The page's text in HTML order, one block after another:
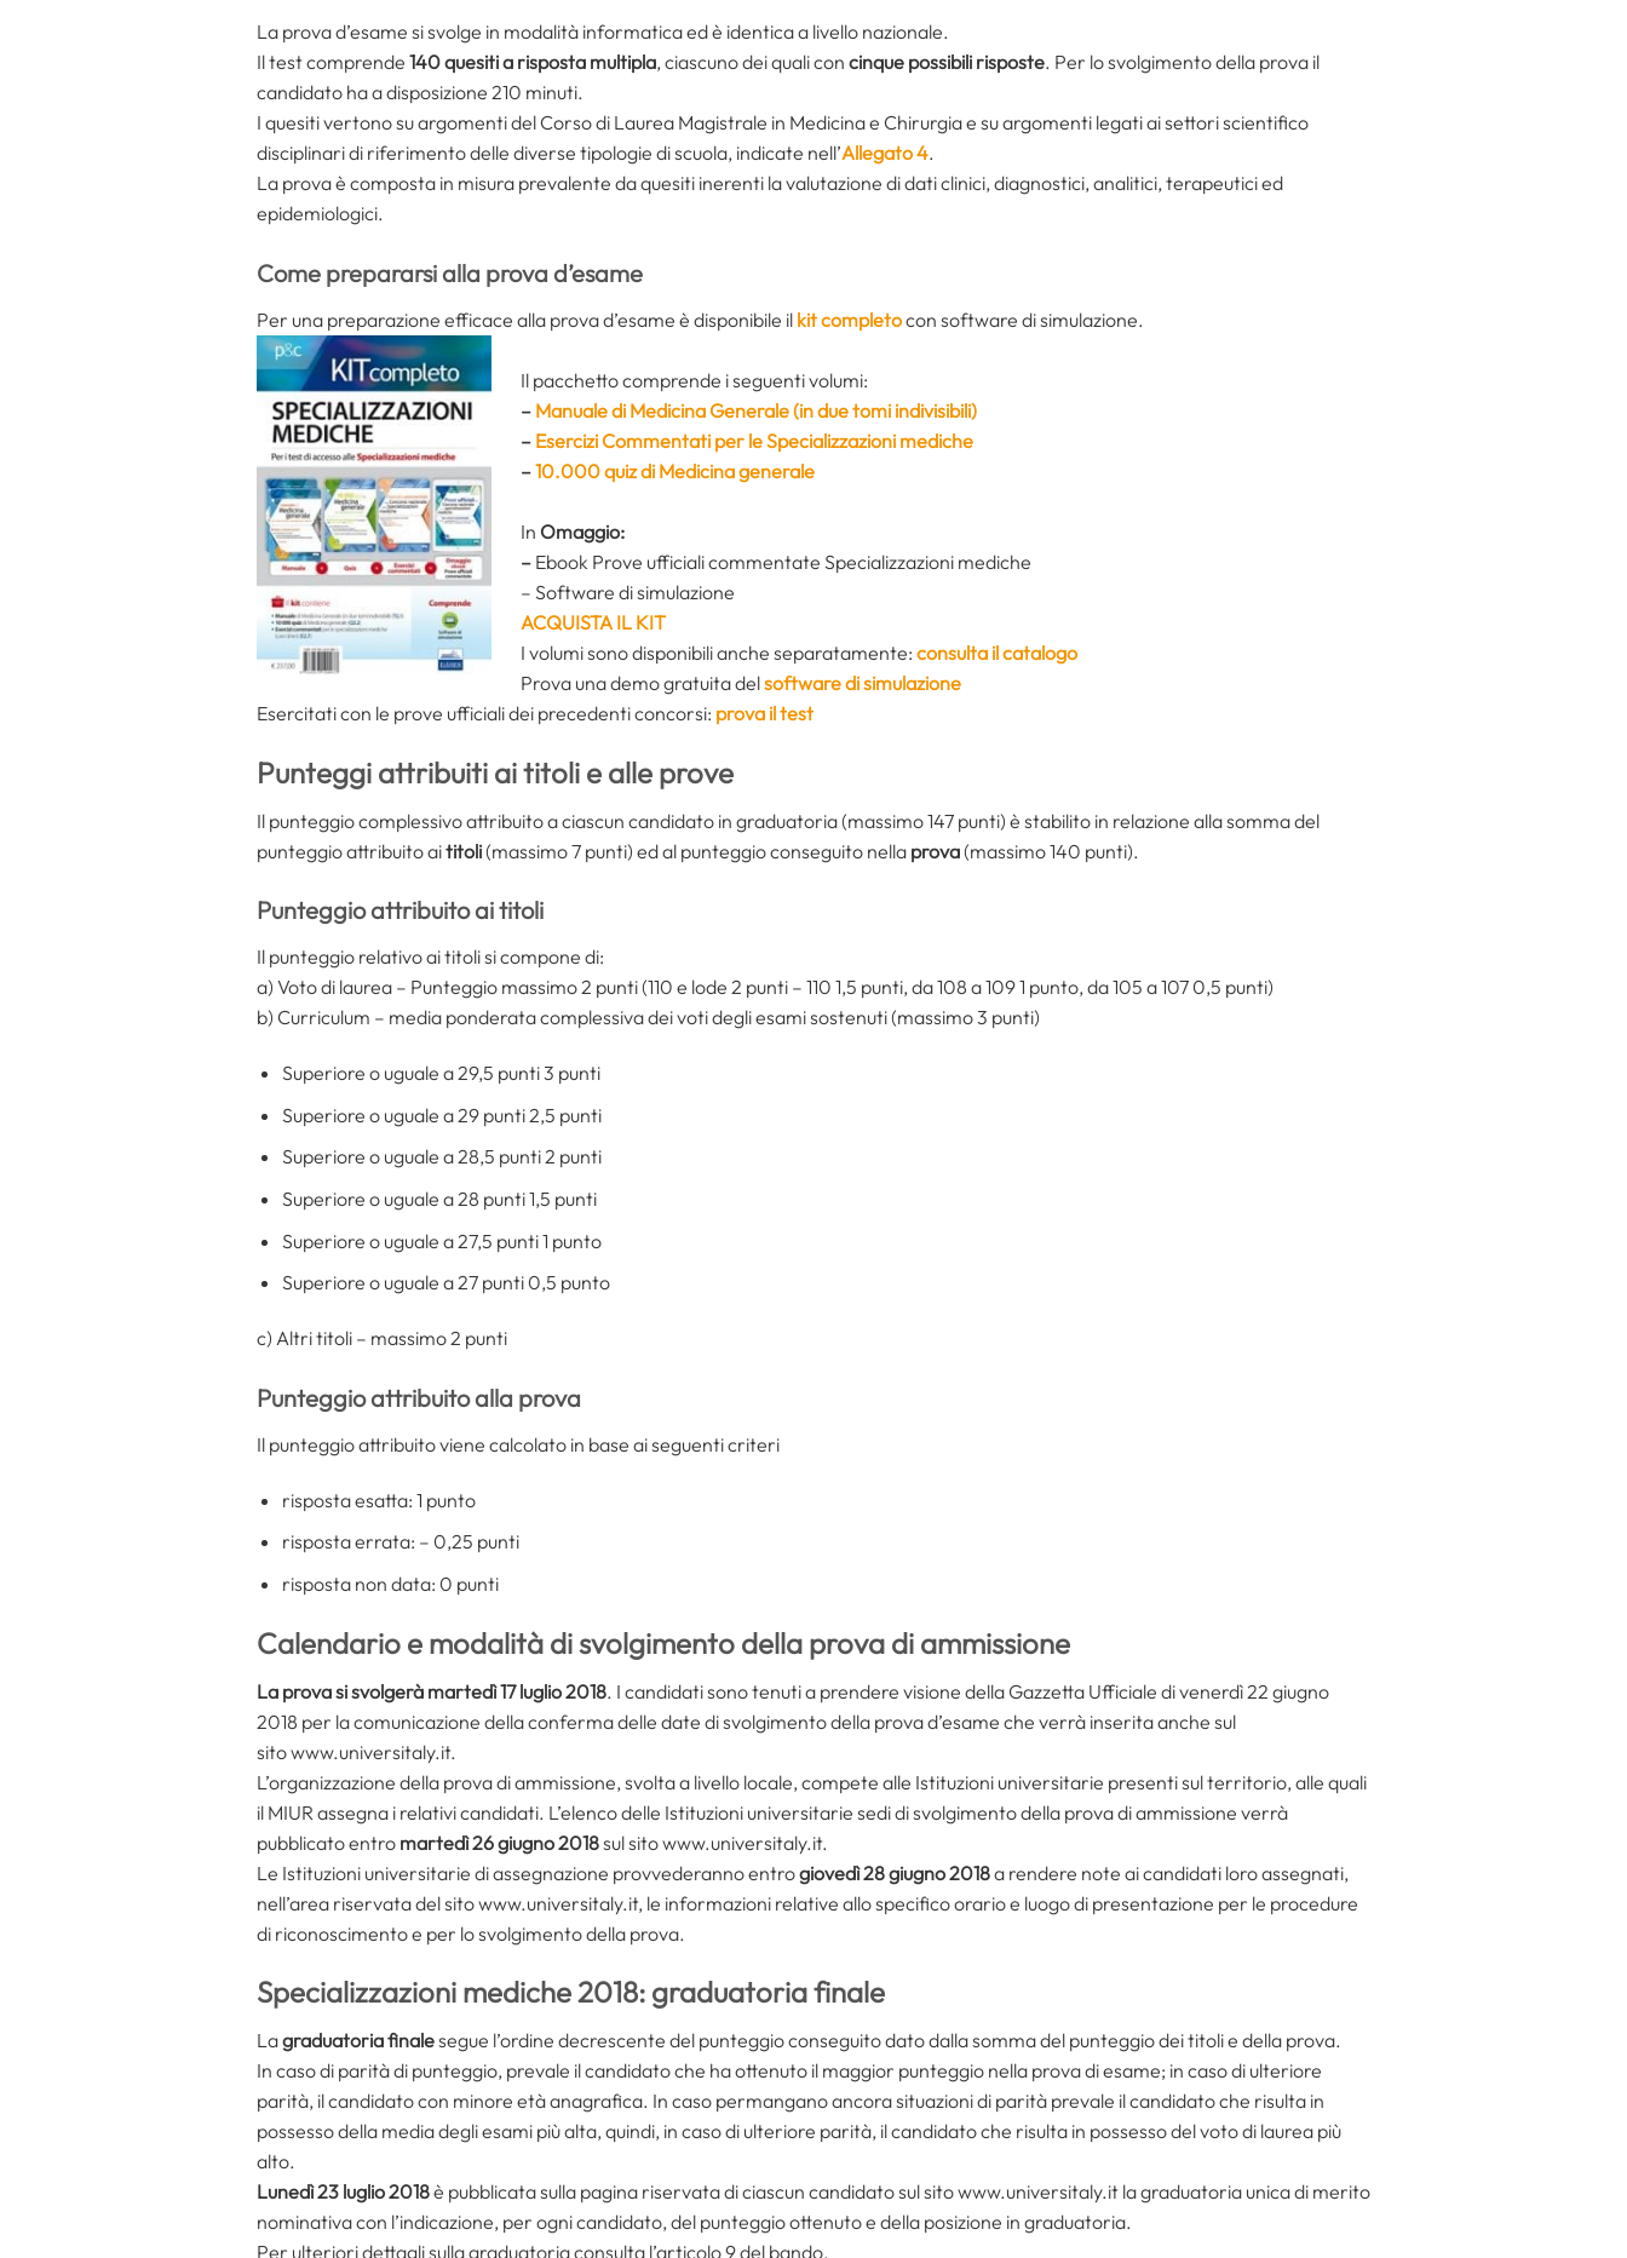
La prova d’esame si svolge in modalità informatica ed è identica a livello nazionale.
Il test comprende 140 quesiti a risposta multipla, ciascuno dei quali con cinque possibili risposte. Per lo svolgimento della prova il
candidato ha a disposizione 210 minuti.
I quesiti vertono su argomenti del Corso di Laurea Magistrale in Medicina e Chirurgia e su argomenti legati ai settori scientifico
disciplinari di riferimento delle diverse tipologie di scuola, indicate nell’Allegato 4.
La prova è composta in misura prevalente da quesiti inerenti la valutazione di dati clinici, diagnostici, analitici, terapeutici ed
epidemiologici.
Come prepararsi alla prova d’esame
Per una preparazione efficace alla prova d’esame è disponibile il kit completocon software di simulazione.
Il pacchetto comprende i seguenti volumi:
– Manuale di Medicina Generale (in due tomi indivisibili)
– Esercizi Commentati per le Specializzazioni mediche
–10.000 quiz di Medicina generale
In Omaggio:
– Ebook Prove ufficiali commentate Specializzazioni mediche
– Software di simulazione
ACQUISTA IL KIT
I volumi sono disponibili anche separatamente: consulta il catalogo
Prova una demo gratuita delsoftware di simulazione
Esercitati con le prove ufficiali dei precedenti concorsi: prova il test
Punteggi attribuiti ai titoli e alle prove
Il punteggio complessivo attribuito a ciascun candidato in graduatoria (massimo 147 punti) è stabilito in relazione alla somma del
punteggio attribuito aititoli(massimo 7 punti) ed al punteggio conseguito nella prova(massimo 140 punti).
Punteggio attribuito ai titoli
Il punteggio relativo ai titoli si compone di:
a) Voto di laurea – Punteggio massimo 2 punti (110 e lode 2 punti – 110 1,5 punti, da 108 a 109 1 punto, da 105 a 107 0,5 punti)
b) Curriculum – media ponderata complessiva dei voti degli esami sostenuti (massimo 3 punti)
Superiore o uguale a 29,5 punti 3 punti
Superiore o uguale a 29 punti 2,5 punti
Superiore o uguale a 28,5 punti 2 punti
Superiore o uguale a 28 punti 1,5 punti
Superiore o uguale a 27,5 punti 1 punto
Superiore o uguale a 27 punti 0,5 punto
c) Altri titoli – massimo 2 punti
Punteggio attribuito alla prova
Il punteggio attribuito viene calcolato in base ai seguenti criteri
risposta esatta: 1 punto
risposta errata: – 0,25 punti
risposta non data: 0 punti
Calendario e modalità di svolgimento della prova di ammissione
La prova si svolgerà martedì 17 luglio 2018. I candidati sono tenuti a prendere visione della Gazzetta Ufficiale di venerdì 22 giugno
2018 per la comunicazione della conferma delle date di svolgimento della prova d’esame che verrà inserita anche sul
sito www.universitaly.it.
L’organizzazione della prova di ammissione, svolta a livello locale, compete alle Istituzioni universitarie presenti sul territorio, alle quali
il MIUR assegna i relativi candidati. L’elenco delle Istituzioni universitarie sedi di svolgimento della prova di ammissione verrà
pubblicato entro martedì 26 giugno 2018sul sito www.universitaly.it.
Le Istituzioni universitarie di assegnazione provvederanno entrogiovedì 28 giugno 2018a rendere note ai candidati loro assegnati,
nell’area riservata del sito www.universitaly.it, le informazioni relative allo specifico orario e luogo di presentazione per le procedure
di riconoscimento e per lo svolgimento della prova.
Specializzazioni mediche 2018: graduatoria finale
Lagraduatoria finalesegue l’ordine decrescente del punteggio conseguito dato dalla somma del punteggio dei titoli e della prova.
In caso di parità di punteggio, prevale il candidato che ha ottenuto il maggior punteggio nella prova di esame; in caso di ulteriore
parità, il candidato con minore età anagrafica. In caso permangano ancora situazioni di parità prevale il candidato che risulta in
possesso della media degli esami più alta, quindi, in caso di ulteriore parità, il candidato che risulta in possesso del voto di laurea più
alto.
Lunedì 23 luglio 2018è pubblicata sulla pagina riservata di ciascun candidato sul sito www.universitaly.it la graduatoria unica di merito
nominativa con l’indicazione, per ogni candidato, del punteggio ottenuto e della posizione in graduatoria.
Per ulteriori dettagli sulla graduatoria consulta l’articolo 9 del bando.